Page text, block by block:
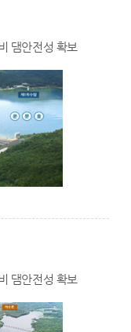
댐안전성 확보
댐안전성 확보